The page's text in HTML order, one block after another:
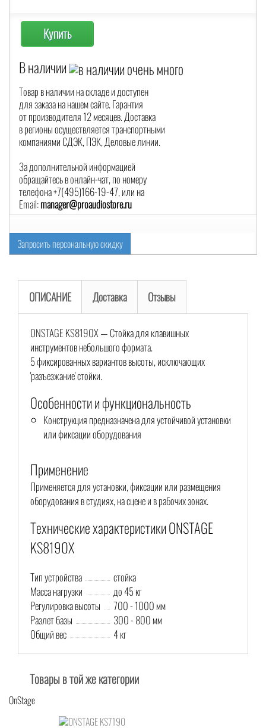
Купить
В наличии
Товар в наличии на складе и доступен
для заказа на нашем сайте. Гарантия
от производителя 12 месяцев. Доставка
в регионы осуществляется транспортными
компаниями СДЭК, ПЭК, Деловые линии.
За дополнительной информацией
обращайтесь в онлайн-чат, по номеру
телефона +7(495)166-19-47, или на
Email:manager@proaudiostore.ru
Запросить персональную скидку
ОПИСАНИЕ Доставка Отзывы
ONSTAGE KS8190X — Стойка для клавишных
инструментов небольшого формата.
5 фиксированных вариантов высоты, исключающих
'разъезжание' стойки.
Особенности и функциональность
Конструкция предназначена для устойчивой установки
или фиксации оборудования
Применение
Применяется для установки, фиксации или размещения
оборудования в студиях, на сцене и в рабочих зонах.
Технические характеристики ONSTAGE
KS8190X
Тип устройства
стойка
Масса нагрузки
до 45 кг
Регулировка высоты
700 - 1000 мм
Разлет базы
300 - 800 мм
Общий вес
4 кг
Товары в той же категории
OnStage